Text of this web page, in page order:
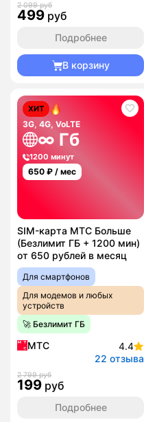
2 099 руб
499 руб
Подробнее
В корзину
ХИТ
3G, 4G, VoLTE
∞ Гб
1200 минут
650 ₽ / мес
SIM-карта МТС Больше
(Безлимит ГБ + 1200 мин)
от 650 рублей в месяц
Для смартфонов
Для модемов и любых
устройств
🚀 Безлимит ГБ
МТС
4.4
22 отзыва
2 799 руб
199 руб
Подробнее